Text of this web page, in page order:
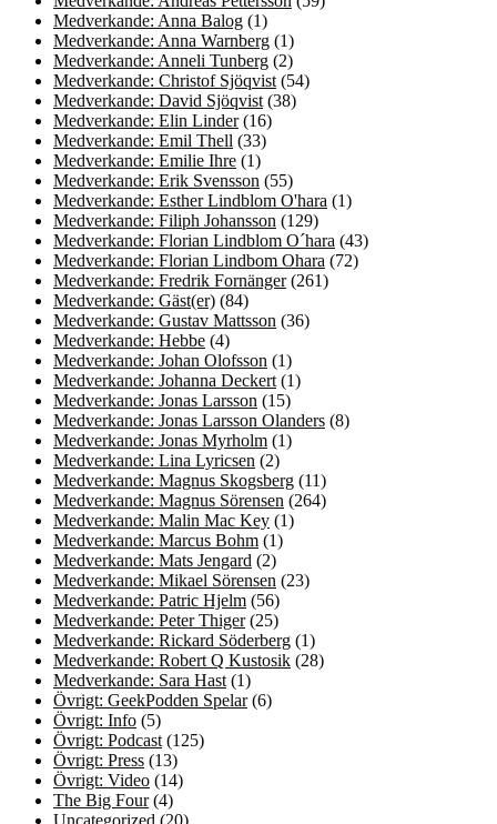
Medverkande: Anna Balog (1)
Medverkande: Anna Warnberg (1)
Medverkande: Anneli Tunberg (2)
Medverkande: Christof Sjöqvist (54)
Medverkande: David Sjöqvist (38)
Medverkande: Elin Linder(16)
Medverkande: Emil Thell (33)
Medverkande: Emilie Ihre (1)
Medverkande: Erik Svensson (55)
Medverkande: Esther Lindblom O'hara (1)
Medverkande: Filiph Johansson (129)
Medverkande: Florian Lindblom O´hara (43)
Medverkande: Florian Lindbom Ohara (72)
Medverkande: Fredrik Fornänger(261)
Medverkande: Gäst(er) (84)
Medverkande: Gustav Mattsson (36)
Medverkande: Hebbe (4)
Medverkande: Johan Olofsson (1)
Medverkande: Johanna Deckert (1)
Medverkande: Jonas Larsson (15)
Medverkande: Jonas Larsson Olanders (8)
Medverkande: Jonas Myrholm (1)
Medverkande: Lina Lyricsen (2)
Medverkande: Magnus Skogsberg (11)
Medverkande: Magnus Sörensen (264)
Medverkande: Malin Mac Key (1)
Medverkande: Marcus Bohm (1)
Medverkande: Mats Jengard (2)
Medverkande: Mikael Sörensen (23)
Medverkande: Patric Hjelm (56)
Medverkande: Peter Thiger(25)
Medverkande: Rickard Söderberg (1)
Medverkande: Robert Q Kustosik (28)
Medverkande: Sara Hast (1)
Övrigt: GeekPodden Spelar(6)
Övrigt: Info (5)
Övrigt: Podcast (125)
Övrigt: Press (13)
Övrigt: Video (14)
The Big Four(4)